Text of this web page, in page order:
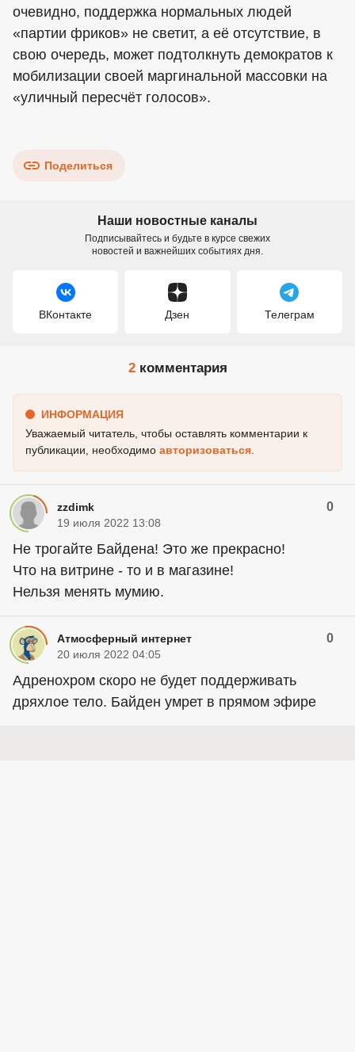
очевидно, поддержка нормальных людей
«партии фриков» не светит, а её отсутствие, в
свою очередь, может подтолкнуть демократов к
мобилизации своей маргинальной массовки на
«уличный пересчёт голосов».
Поделиться
Наши новостные каналы
Подписывайтесь и будьте в курсе свежих
новостей и важнейших событиях дня.
ВКонтакте Дзен Телеграм
2комментария
ИНФОРМАЦИЯ
Уважаемый читатель, чтобы оставлять комментарии к
публикации, необходимо авторизоваться.
zzdimk 0
19 июля 2022 13:08
Не трогайте Байдена! Это же прекрасно!
Что на витрине - то и в магазине!
Нельзя менять мумию.
Атмосферный интернет 0
20 июля 2022 04:05
Адренохром скоро не будет поддерживать
дряхлое тело. Байден умрет в прямом эфире